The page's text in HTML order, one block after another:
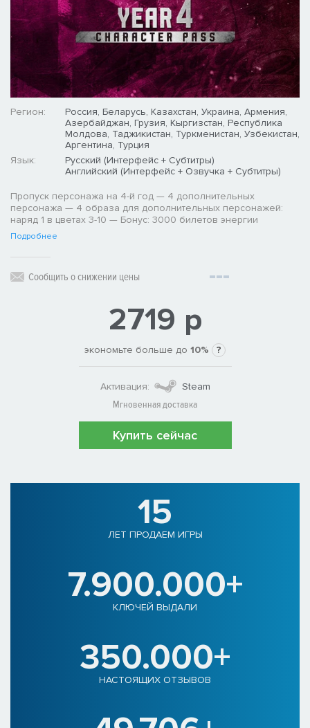
Регион:
Россия, Беларусь, Казахстан, Украина, Армения,
Азербайджан, Грузия, Кыргизстан, Республика
Молдова, Таджикистан, Туркменистан, Узбекистан,
Аргентина, Турция
Язык:
Русский (Интерфейс + Субтитры)
Английский (Интерфейс + Озвучка + Субтитры)
Пропуск персонажа на 4-й год — 4 дополнительных
персонажа — 4 образа для дополнительных персонажей:
наряд 1 в цветах 3-10 — Бонус: 3000 билетов энергии
Подробнее
Сообщить о снижении цены
2719 р
экономьте больше до 10% ?
Активация:
Steam
Мгновенная доставка
Купить сейчас
15
ЛЕТ ПРОДАЕМ ИГРЫ
7.900.000+
КЛЮЧЕЙ ВЫДАЛИ
350.000+
НАСТОЯЩИХ ОТЗЫВОВ